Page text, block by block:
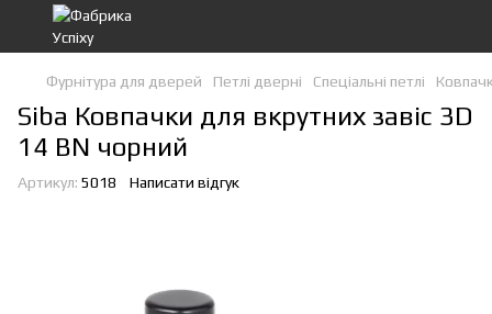
Фурнітура для дверей Петлі дверні Спеціальні петлі
Siba Ковпачки для вкрутних завіс 3D
14 BN чорний
Артикул: 5018 Написати відгук